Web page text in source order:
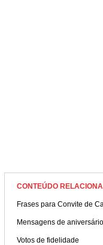
CONTEÚDO
Frases para Convite de
Mensagens de
Votos de fidelidade